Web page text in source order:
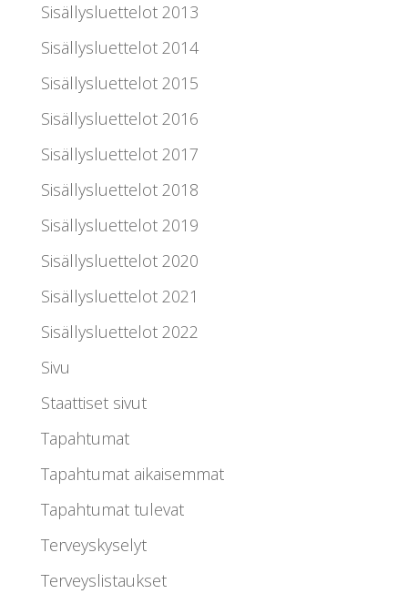
Sisällysluettelot 2013
Sisällysluettelot 2014
Sisällysluettelot 2015
Sisällysluettelot 2016
Sisällysluettelot 2017
Sisällysluettelot 2018
Sisällysluettelot 2019
Sisällysluettelot 2020
Sisällysluettelot 2021
Sisällysluettelot 2022
Sivu
Staattiset sivut
Tapahtumat
Tapahtumat aikaisemmat
Tapahtumat tulevat
Terveyskyselyt
Terveyslistaukset